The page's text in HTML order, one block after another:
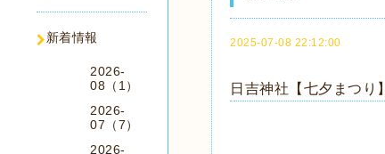
2025-07-08 22:12:00
日吉神社【七夕まつり】
新着情報
2026-
08（1）
2026-
07（7）
2026-